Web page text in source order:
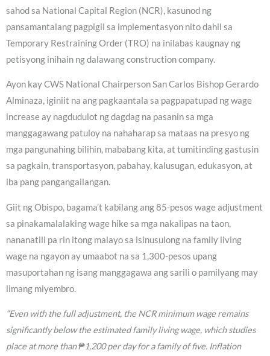
sahod sa National Capital Region (NCR), kasunod ng
pansamantalang pagpigil sa implementasyon nito dahil sa
Temporary Restraining Order (TRO) na inilabas kaugnay ng
petisyong inihain ng dalawang construction company.
Ayon kay CWS National Chairperson San Carlos Bishop Gerardo
Alminaza, iginiit na ang pagkaantala sa pagpapatupad ng wage
increase ay nagdudulot ng dagdag na pasanin sa mga
manggagawang patuloy na nahaharap sa mataas na presyo ng
mga pangunahing bilihin, mababang kita, at tumitinding gastusin
sa pagkain, transportasyon, pabahay, kalusugan, edukasyon, at
iba pang pangangailangan.
Giit ng Obispo, bagama’t kabilang ang 85-pesos wage adjustment
sa pinakamalalaking wage hike sa mga nakalipas na taon,
nananatili pa rin itong malayo sa isinusulong na family living
wage na ngayon ay umaabot na sa 1,300-pesos upang
masuportahan ng isang manggagawa ang sarili o pamilyang may
limang miyembro.
“Even with the full adjustment, the NCR minimum wage remains
significantly below the estimated family living wage, which studies
place at more than ₱1,200 per day for a family of five. Inflation